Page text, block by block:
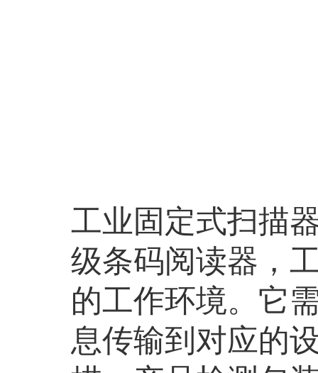
工业固定式扫描
级条码阅读器，
的工作环境。它
息传输到对应的